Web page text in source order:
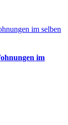
im